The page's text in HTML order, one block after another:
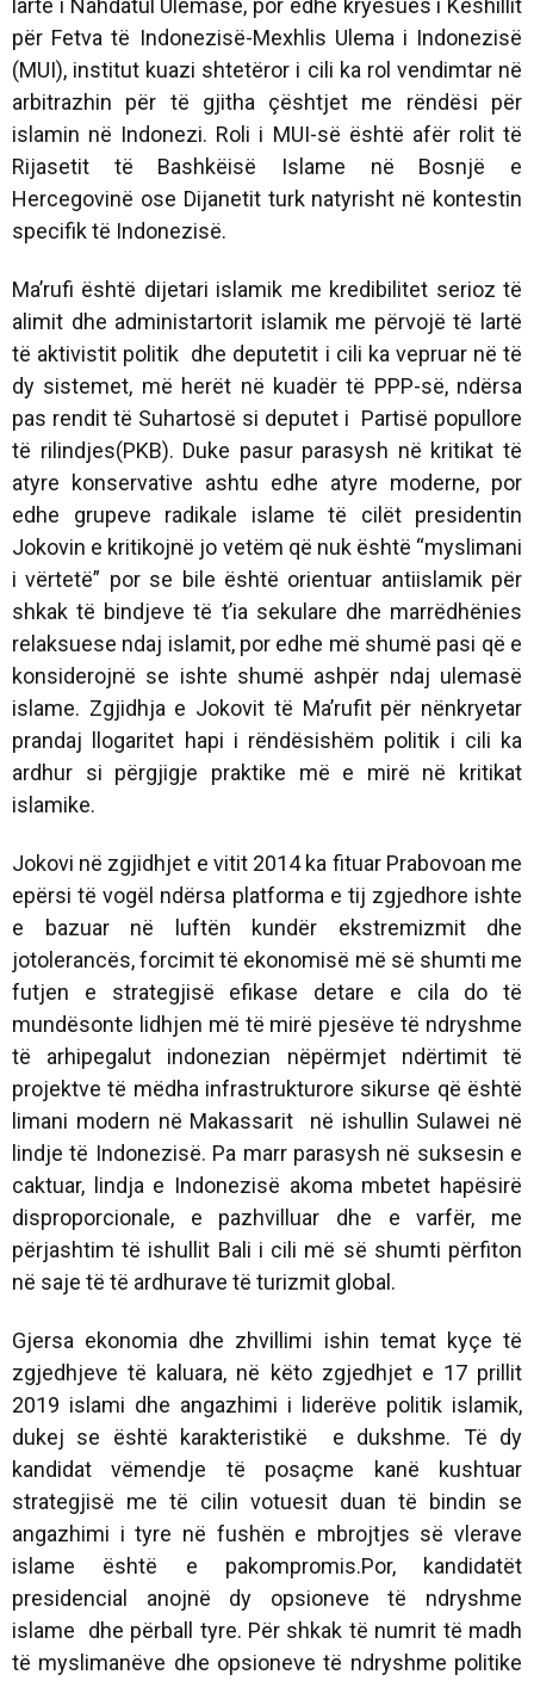
lartë i Nahdatul Ulemasë, por edhe kryesues i Këshillit
për Fetva të Indonezisë-Mexhlis Ulema i Indonezisë
(MUI), institut kuazi shtetëror i cili ka rol vendimtar në
arbitrazhin për të gjitha çështjet me rëndësi për
islamin në Indonezi. Roli i MUI-së është afër rolit të
Rijasetit të Bashkëisë Islame në Bosnjë e
Hercegovinë ose Dijanetit turk natyrisht në kontestin
specifik të Indonezisë.
Ma’rufi është dijetari islamik me kredibilitet serioz të
alimit dhe administartorit islamik me përvojë të lartë
të aktivistit politik dhe deputetit i cili ka vepruar në të
dy sistemet, më herët në kuadër të PPP-së, ndërsa
pas rendit të Suhartosë si deputet i Partisë popullore
të rilindjes(PKB). Duke pasur parasysh në kritikat të
atyre konservative ashtu edhe atyre moderne, por
edhe grupeve radikale islame të cilët presidentin
Jokovin e kritikojnë jo vetëm që nuk është “myslimani
i vërtetë” por se bile është orientuar antiislamik për
shkak të bindjeve të t’ia sekulare dhe marrëdhënies
relaksuese ndaj islamit, por edhe më shumë pasi që e
konsiderojnë se ishte shumë ashpër ndaj ulemasë
islame. Zgjidhja e Jokovit të Ma’rufit për nënkryetar
prandaj llogaritet hapi i rëndësishëm politik i cili ka
ardhur si përgjigje praktike më e mirë në kritikat
islamike.
Jokovi në zgjidhjet e vitit 2014 ka fituar Prabovoan me
epërsi të vogël ndërsa platforma e tij zgjedhore ishte
e bazuar në luftën kundër ekstremizmit dhe
jotolerancës, forcimit të ekonomisë më së shumti me
futjen e strategjisë efikase detare e cila do të
mundësonte lidhjen më të mirë pjesëve të ndryshme
të arhipegalut indonezian nëpërmjet ndërtimit të
projektve të mëdha infrastrukturore sikurse që është
limani modern në Makassarit në ishullin Sulawei në
lindje të Indonezisë. Pa marr parasysh në suksesin e
caktuar, lindja e Indonezisë akoma mbetet hapësirë
disproporcionale, e pazhvilluar dhe e varfër, me
përjashtim të ishullit Bali i cili më së shumti përfiton
në saje të të ardhurave të turizmit global.
Gjersa ekonomia dhe zhvillimi ishin temat kyçe të
zgjedhjeve të kaluara, në këto zgjedhjet e 17 prillit
2019 islami dhe angazhimi i liderëve politik islamik,
dukej se është karakteristikë e dukshme. Të dy
kandidat vëmendje të posaçme kanë kushtuar
strategjisë me të cilin votuesit duan të bindin se
angazhimi i tyre në fushën e mbrojtjes së vlerave
islame është e pakompromis.Por, kandidatët
presidencial anojnë dy opsioneve të ndryshme
islame dhe përball tyre. Për shkak të numrit të madh
të myslimanëve dhe opsioneve të ndryshme politike